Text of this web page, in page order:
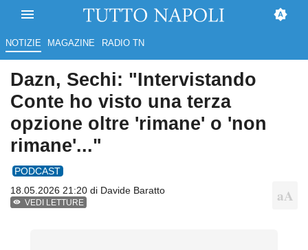
NOTIZIE MAGAZINE RADIO TN
Dazn, Sechi: "Intervistando
Conte ho visto una terza
opzione oltre 'rimane' o 'non
rimane'..."
PODCAST
18.05.2026 21:20 di Davide Baratto
VEDI LETTURE